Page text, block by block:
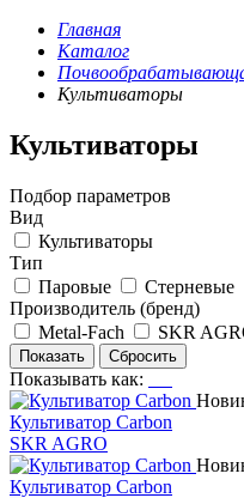
Главная
Каталог
Культиваторы
Культиваторы
Подбор параметров
Вид
Культиваторы
Тип
Паровые
Стерневые
Производитель (бренд)
Metal-Fach
SKR
Показывать как:
Культиватор Carbon
SKR AGRO
Культиватор Carbon